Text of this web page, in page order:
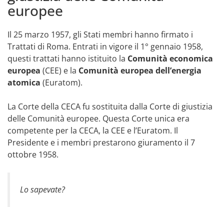
europee
Il 25 marzo 1957, gli Stati membri hanno firmato i
Trattati di Roma. Entrati in vigore il 1° gennaio 1958,
questi trattati hanno istituito la Comunità economica
europea (CEE) e la Comunità europea dell’energia
atomica (Euratom).
La Corte della CECA fu sostituita dalla Corte di giustizia
delle Comunità europee. Questa Corte unica era
competente per la CECA, la CEE e l’Euratom. Il
Presidente e i membri prestarono giuramento il 7
ottobre 1958.
Lo sapevate?